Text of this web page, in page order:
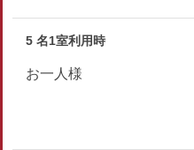
5 名1室利用時
お一人様